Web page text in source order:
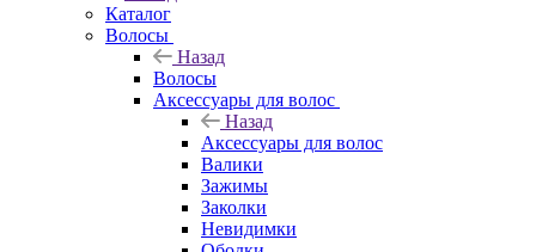
Каталог
Волосы
Назад
Волосы
Аксессуары для волос
Назад
Аксессуары для волос
Валики
Зажимы
Заколки
Невидимки